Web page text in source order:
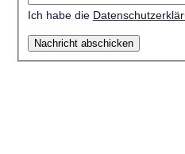
Ich habe die